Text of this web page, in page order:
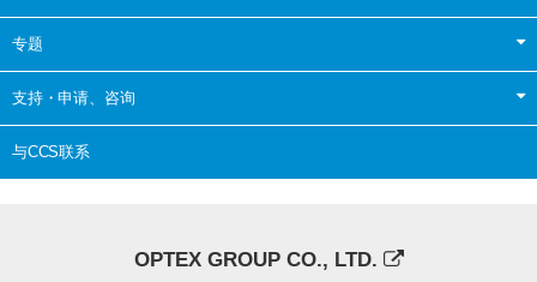
专题
支持・申请、咨询
与CCS联系
OPTEX GROUP CO., LTD.